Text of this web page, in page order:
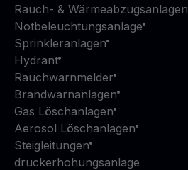
Rauch- & Wärmeabzugsanlagen
Notbeleuchtungsanlage
Sprinkleranlagen
Hydrant
Rauchwarnmelder
Brandwarnanlagen
Gas Löschanlagen
Aerosol Löschanlagen
Steigleitungen
druckerhohungsanlage